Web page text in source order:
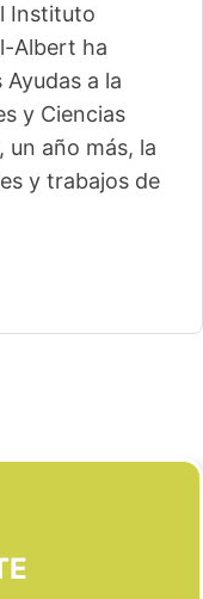
Instituto
Albert ha
a la
y Ciencias
un año más, la
y trabajos de